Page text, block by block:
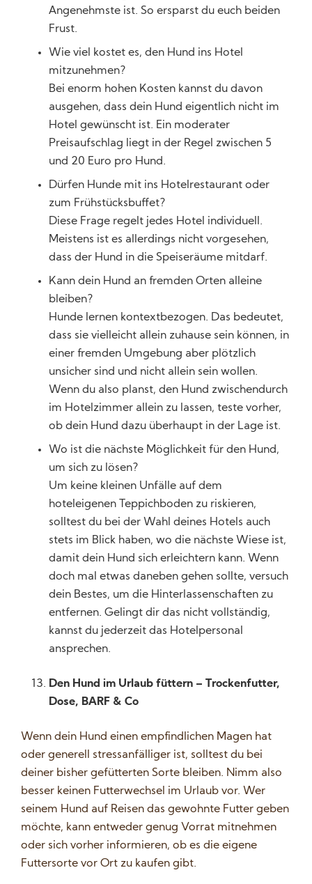
Angenehmste ist. So ersparst du euch beiden
Frust.
Wie viel kostet es, den Hund ins Hotel
mitzunehmen?
Bei enorm hohen Kosten kannst du davon
ausgehen, dass dein Hund eigentlich nicht im
Hotel gewünscht ist. Ein moderater
Preisaufschlag liegt in der Regel zwischen 5
und 20 Euro pro Hund.
Dürfen Hunde mit ins Hotelrestaurant oder
zum Frühstücksbuffet?
Diese Frage regelt jedes Hotel individuell.
Meistens ist es allerdings nicht vorgesehen,
dass der Hund in die Speiseräume mitdarf.
Kann dein Hund an fremden Orten alleine
bleiben?
Hunde lernen kontextbezogen. Das bedeutet,
dass sie vielleicht allein zuhause sein können, in
einer fremden Umgebung aber plötzlich
unsicher sind und nicht allein sein wollen.
Wenn du also planst, den Hund zwischendurch
im Hotelzimmer allein zu lassen, teste vorher,
ob dein Hund dazu überhaupt in der Lage ist.
Wo ist die nächste Möglichkeit für den Hund,
um sich zu lösen?
Um keine kleinen Unfälle auf dem
hoteleigenen Teppichboden zu riskieren,
solltest du bei der Wahl deines Hotels auch
stets im Blick haben, wo die nächste Wiese ist,
damit dein Hund sich erleichtern kann. Wenn
doch mal etwas daneben gehen sollte, versuch
dein Bestes, um die Hinterlassenschaften zu
entfernen. Gelingt dir das nicht vollständig,
kannst du jederzeit das Hotelpersonal
ansprechen.
Den Hund im Urlaub füttern – Trockenfutter,
Dose, BARF & Co
Wenn dein Hund einen empfindlichen Magen hat
oder generell stressanfälliger ist, solltest du bei
deiner bisher gefütterten Sorte bleiben. Nimm also
besser keinen Futterwechsel im Urlaub vor. Wer
seinem Hund auf Reisen das gewohnte Futter geben
möchte, kann entweder genug Vorrat mitnehmen
oder sich vorher informieren, ob es die eigene
Futtersorte vor Ort zu kaufen gibt.